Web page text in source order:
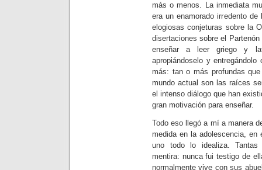
más o menos. La inmediata
era un enamorado irredento
elogiosas conjeturas sobre la
disertaciones sobre el
enseñar a leer griego y
apropiándoselo y
más: tan o más profundas
mundo actual son las raíces
el intenso diálogo que han
gran motivación para enseñar.
Todo eso llegó a mí a manera
medida en la adolescencia, en
uno todo lo idealiza. Tantas
mentira: nunca fui testigo de
normalmente vive con sus